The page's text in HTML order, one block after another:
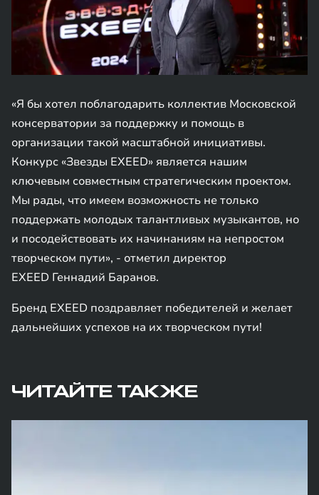
«Я бы хотел поблагодарить коллектив Московской
консерватории за поддержку и помощь в
организации такой масштабной инициативы.
Конкурс «Звезды EXEED» является нашим
ключевым совместным стратегическим проектом.
Мы рады, что имеем возможность не только
поддержать молодых талантливых музыкантов, но
и посодействовать их начинаниям на непростом
творческом пути», - отметил директор
EXEED Геннадий Баранов.
Бренд EXEED поздравляет победителей и желает
дальнейших успехов на их творческом пути!
ЧИТАЙТЕ ТАКЖЕ